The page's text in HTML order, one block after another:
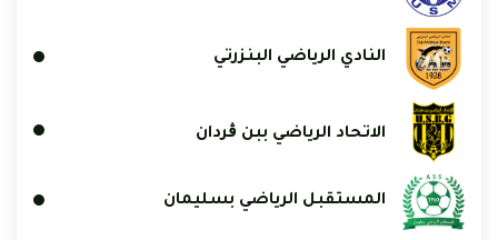
النادي الرياضي البنزرتي
الاتحاد الرياضي ببن ڨردان
المستقبل الرياضي بسليمان